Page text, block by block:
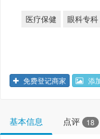
医疗保健 眼科专科
免费登记商家 添
基本信息 点评 18